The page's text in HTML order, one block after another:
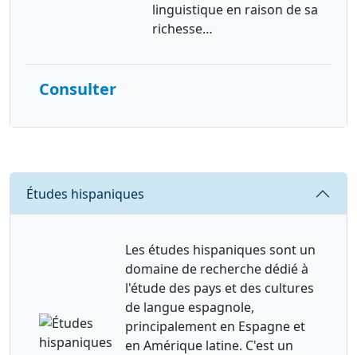
linguistique en raison de sa
richesse…
Consulter
Requête
Études hispaniques
Les études hispaniques sont un
domaine de recherche dédié à
l'étude des pays et des cultures
de langue espagnole,
principalement en Espagne et
en Amérique latine. C'est un